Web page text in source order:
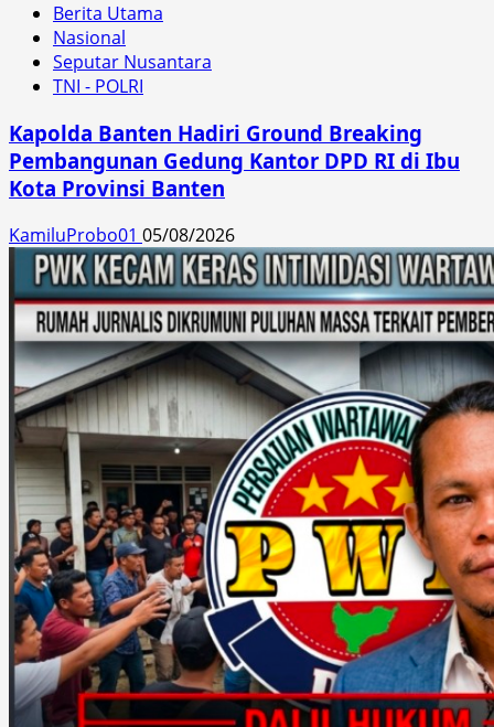
Berita Utama
Nasional
Seputar Nusantara
TNI - POLRI
Kapolda Banten Hadiri Ground Breaking
Pembangunan Gedung Kantor DPD RI di Ibu
Kota Provinsi Banten
KamiluProbo01 05/08/2026